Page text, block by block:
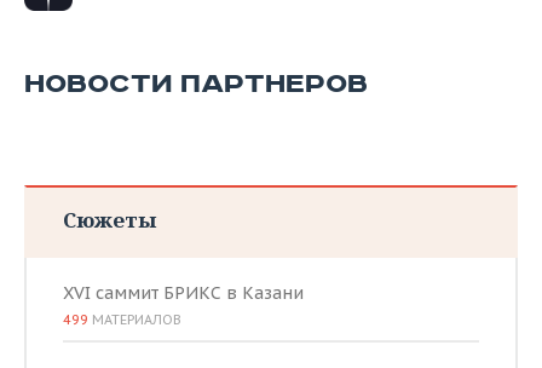
НОВОСТИ ПАРТНЕРОВ
Сюжеты
XVI саммит БРИКС в Казани
499 МАТЕРИАЛОВ